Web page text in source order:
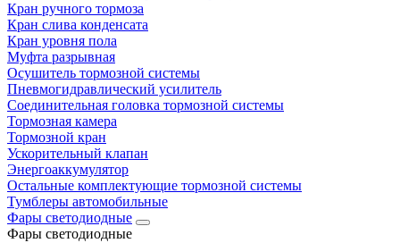
Кран ручного тормоза
Кран слива конденсата
Кран уровня пола
Муфта разрывная
Осушитель тормозной системы
Пневмогидравлический усилитель
Соединительная головка тормозной системы
Тормозная камера
Тормозной кран
Ускорительный клапан
Энергоаккумулятор
Остальные комплектующие тормозной системы
Тумблеры автомобильные
Фары светодиодные
Фары светодиодные